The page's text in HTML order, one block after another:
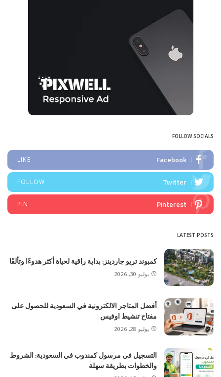
FOLLOW SOCIALS
Facebook
LIKE
Twitter
FOLLOW
Pinterest
PIN
LATEST POSTS
كمبوند تريو جاردينز: بداية راقية لحياة أكثر هدوءًا وتألقًا
يوليو 30, 2026
أفضل المتاجر الالكترونية في السعودية للحصول على
مفتاح تنشيط اوفيس
يوليو 28, 2026
التسجيل في مرسول كمندوب في السعودية: الشروط
والخطوات بطريقة سهلة